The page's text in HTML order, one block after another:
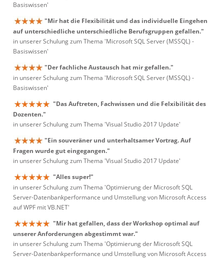
Basiswissen'
"Mir hat die Flexibilität und das individuelle Eingehen
auf unterschiedliche unterschiedliche Berufsgruppen gefallen."
in unserer Schulung zum Thema 'Microsoft SQL Server (MSSQL) -
Basiswissen'
"Der fachliche Austausch hat mir gefallen."
in unserer Schulung zum Thema 'Microsoft SQL Server (MSSQL) -
Basiswissen'
"Das Auftreten, Fachwissen und die Felxibilität des
Dozenten."
in unserer Schulung zum Thema 'Visual Studio 2017 Update'
"Ein souveräner und unterhaltsamer Vortrag. Auf
Fragen wurde gut eingegangen."
in unserer Schulung zum Thema 'Visual Studio 2017 Update'
"Alles super!"
in unserer Schulung zum Thema 'Optimierung der Microsoft SQL
Server-Datenbankperformance und Umstellung von Microsoft Access
auf WPF mit VB.NET'
"Mir hat gefallen, dass der Workshop optimal auf
unserer Anforderungen abgestimmt war."
in unserer Schulung zum Thema 'Optimierung der Microsoft SQL
Server-Datenbankperformance und Umstellung von Microsoft Access